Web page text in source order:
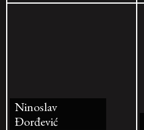
Ninoslav
Đorđević